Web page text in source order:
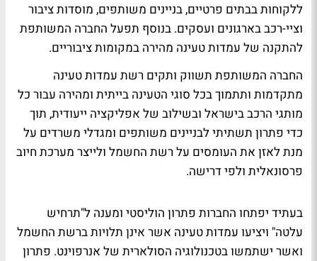
ללקוחות בבתים פרטיים, בניינים משותפים, מוסדות ציבור
וציי-רכב בארגונים ועסקים. בנוסף תפעל החברה המשותפת
להתקנה של עמדות טעינה מהירה במקומות ציבוריים.
החברה המשותפת תשווק ותקים רשת עמדות טעינה
מתקדמות ותתמוך בכל סוגי הטעינה בייתית ומהירה עבור כל
מותגי הרכב בישראל ובשילוב של אפליקציה ייעודית, תוך
כדי פתרון תשתיתי לבניינים משותפים ומגדלי משרדים על
מנת לאזן את העומסים על רשת החשמל ולייצר מערכת חיוב
פרסונאלית ולפי דרישה.
בעתיד יפתחו החברות פתרון הוליסטי ומענה ל"תרחיש
עלטה" ויציעו עמדות טעינה אשר אינן תלויות ברשת החשמל
ואשר ישתמשו בטכנולוגיה הסולארית של אנרפוינט. פתרון